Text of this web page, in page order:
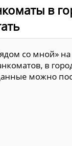
в
со мной»
в
можно